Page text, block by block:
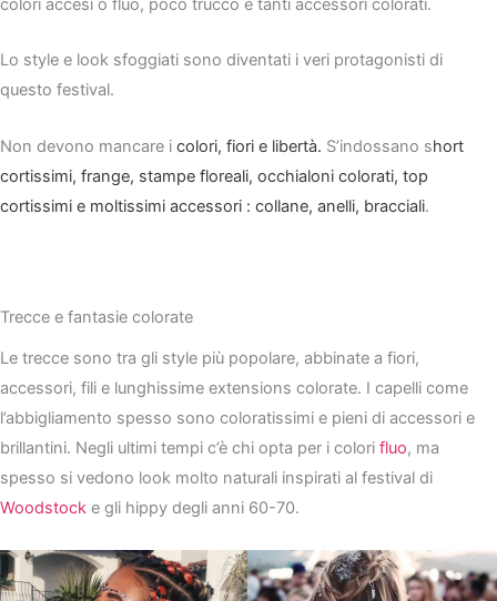
colori accesi o fluo, poco trucco e tanti accessori colorati.
Lo style e look sfoggiati sono diventati i veri protagonisti di
questo festival.
Non devono mancare i colori, fiori e libertà. S’indossano short
cortissimi, frange, stampe floreali, occhialoni colorati, top
cortissimi e moltissimi accessori : collane, anelli, bracciali.
Trecce e fantasie colorate
Le trecce sono tra gli style più popolare, abbinate a fiori,
accessori, fili e lunghissime extensions colorate. I capelli come
l’abbigliamento spesso sono coloratissimi e pieni di accessori e
brillantini. Negli ultimi tempi c’è chi opta per i colori fluo, ma
spesso si vedono look molto naturali inspirati al festival di
Woodstock e gli hippy degli anni 60-70.